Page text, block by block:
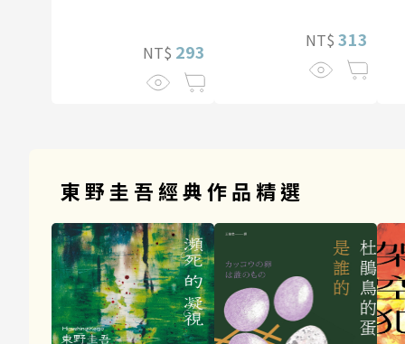
NT$ 293
NT$ 313
東野圭吾經典作品精選